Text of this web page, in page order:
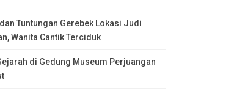
Tuntungan Gerebek Lokasi Judi
Wanita Cantik Terciduk
di Gedung Museum Perjuangan